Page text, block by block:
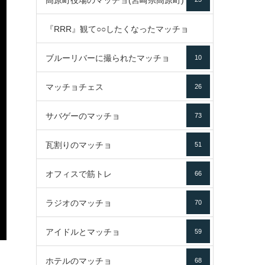
『RRR』観て○○したくなったマッチョ
16
ブルーリバーに撮られたマッチョ 10
マッチョチェス 26
サバゲーのマッチョ 73
瓦割りのマッチョ 51
オフィスで筋トレ 66
ラジオのマッチョ 70
アイドルとマッチョ 59
ホテルのマッチョ 68